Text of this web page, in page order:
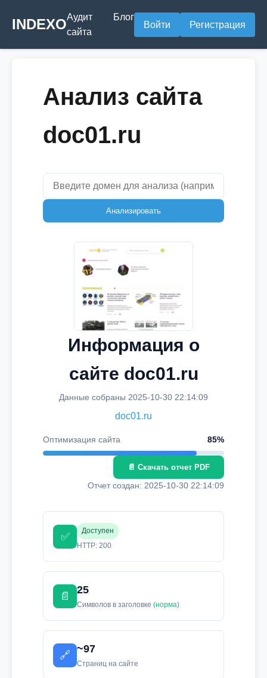
INDEXOАудит
сайта
Блог
Войти Регистрация
Анализ сайта
doc01.ru
Анализировать
Информация о
сайте doc01.ru
Данные собраны 2025-10-30 22:14:09
doc01.ru
Оптимизация сайта 85%
📄 Скачать отчет PDF
Отчет создан: 2025-10-30 22:14:09
✅
Доступен
HTTP: 200
📄
25
Символов в заголовке (норма)
🔗
~97
Страниц на сайте